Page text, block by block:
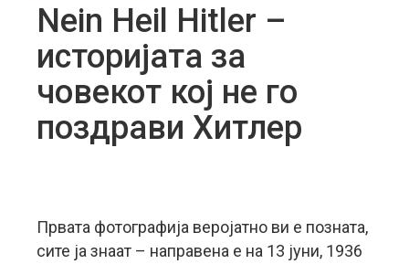
Nein Heil Hitler –
историјата за
човекот кој не го
поздрави Хитлер
Првата фотографија веројатно ви е позната,
сите ја знаат – направена е на 13 јуни, 1936